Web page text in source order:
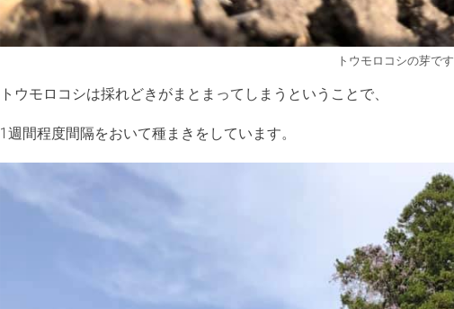
トウモロコシの芽です
トウモロコシは採れどきがまとまってしまうということで、
1週間程度間隔をおいて種まきをしています。